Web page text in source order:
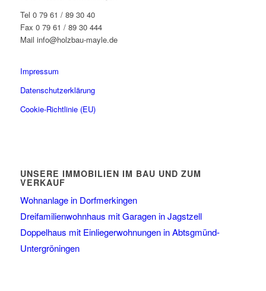
Tel 0 79 61 / 89 30 40
Fax 0 79 61 / 89 30 444
Mail info@holzbau-mayle.de
Impressum
Datenschutzerklärung
Cookie-Richtlinie (EU)
UNSERE IMMOBILIEN IM BAU UND ZUM
VERKAUF
Wohnanlage in Dorfmerkingen
Dreifamilienwohnhaus mit Garagen in Jagstzell
Doppelhaus mit Einliegerwohnungen in Abtsgmünd-
Untergröningen